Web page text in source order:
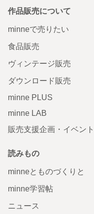
作品販売について
minneで売りたい
食品販売
ヴィンテージ販売
ダウンロード販売
minne PLUS
minne LAB
販売支援企画・イベント
読みもの
minneとものづくりと
minne学習帖
ニュース